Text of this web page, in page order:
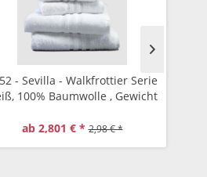
- Sevilla - Walkfrottier Serie
100% Baumwolle , Gewicht
ab 2,801 € * 2,98 € *